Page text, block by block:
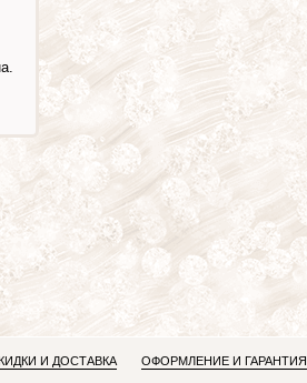
И ДОСТАВКА ОФОРМЛЕНИЕ И ГАРАНТИЯ